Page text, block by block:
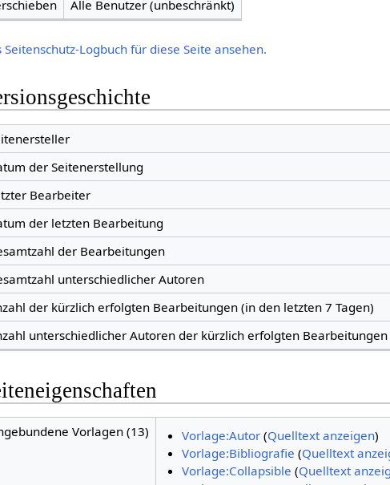
Alle Benutzer (unbeschränkt)
Seitenschutz-Logbuch für diese Seite ansehen.
der Seitenerstellung
Bearbeiter
der letzten Bearbeitung
der Bearbeitungen
unterschiedlicher Autoren
der kürzlich erfolgten Bearbeitungen (in den letzten 7 Tagen)
unterschiedlicher Autoren der kürzlich erfolgten Bearbeitungen
Vorlagen (13) Vorlage:Autor (Quelltext anzeigen)
Vorlage:Bibliografie (Quelltext
Vorlage:Collapsible (Quelltext